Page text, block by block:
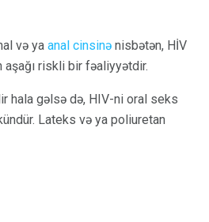
və ya anal cinsinə nisbətən, HİV
riskli bir fəaliyyətdir.
hala gəlsə də, HIV-ni oral seks
Lateks və ya poliuretan